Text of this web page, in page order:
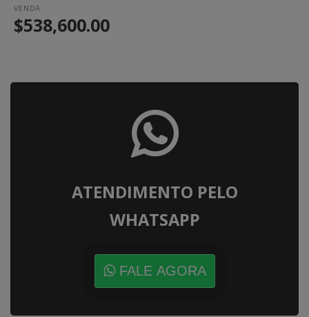
VENDA
$538,600.00
ATENDIMENTO PELO
WHATSAPP
FALE AGORA